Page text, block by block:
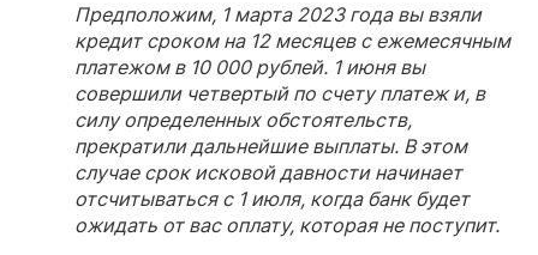
Предположим, 1 марта 2023 года вы взяли
кредит сроком на 12 месяцев с ежемесячным
платежом в 10 000 рублей. 1 июня вы
совершили четвертый по счету платеж и, в
силу определенных обстоятельств,
прекратили дальнейшие выплаты. В этом
случае срок исковой давности начинает
отсчитываться с 1 июля, когда банк будет
ожидать от вас оплату, которая не поступит.